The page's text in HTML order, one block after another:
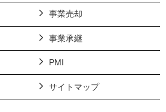
事業売却
事業承継
PMI
サイトマップ